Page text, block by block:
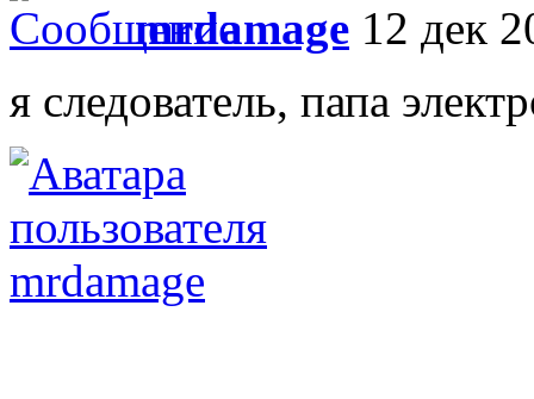
mrdamage 12 дек
я следователь, папа
mrdamage